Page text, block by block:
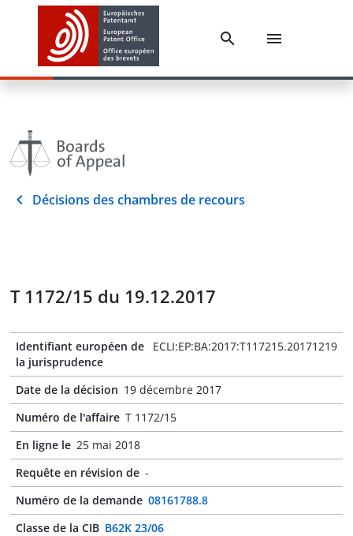
Décisions des chambres de recours
T 1172/15 du 19.12.2017
Identifiant européen de
la jurisprudence
ECLI:EP:BA:2017:T117215.20171219
Date de la décision 19 décembre 2017
Numéro de l'affaire T 1172/15
En ligne le 25 mai 2018
Requête en révision de -
Numéro de la demande 08161788.8
Classe de la CIB B62K 23/06